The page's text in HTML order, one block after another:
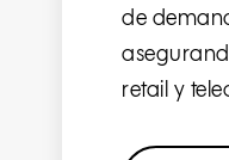
de
retail y